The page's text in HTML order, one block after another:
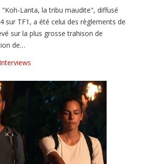
Lanta, la tribu maudite", diffusé
sur TF1, a été celui des règlements de
sur la plus grosse trahison de
de…
Interviews